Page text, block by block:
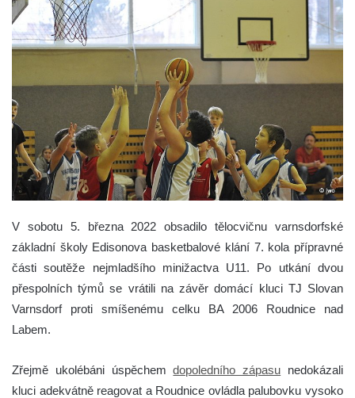
V sobotu 5. března 2022 obsadilo tělocvičnu varnsdorfské
základní školy Edisonova basketbalové klání 7. kola přípravné
části soutěže nejmladšího minižactva U11. Po utkání dvou
přespolních týmů se vrátili na závěr domácí kluci TJ Slovan
Varnsdorf proti smíšenému celku BA 2006 Roudnice nad
Labem.
Zřejmě ukolébáni úspěchemdopoledního zápasu nedokázali
kluci adekvátně reagovat a Roudnice ovládla palubovku vysoko